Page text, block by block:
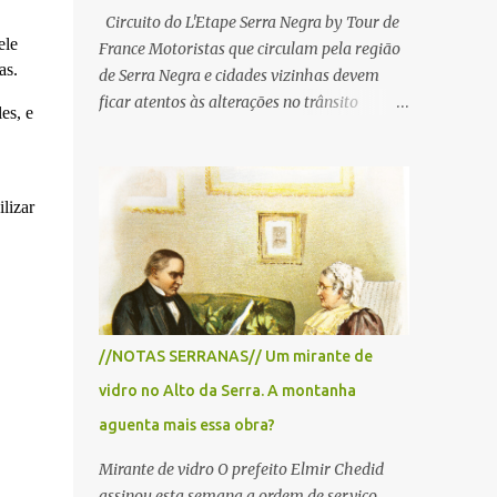
e
Circuito do L'Etape Serra Negra by Tour de
France Motoristas que circulam pela região
de Serra Negra e cidades vizinhas devem
ficar atentos às alterações no trânsito
realização do L'Étape Serra Negra by Tour
de France presented by Nubank.
Considerado o principal circuito de ciclismo
amador da América Latina, o evento reunirá
atletas de diferentes regiões do país e terá
percursos passando pelos municípios de
Serra Negra, Amparo, Monte Alegre do Sul,
Lindoia e Socorro. Para garantir a segurança
dos participantes e do público, diversos
trechos de rodovias e estradas da região
longo da prova. A largada será na Rua
//NOTAS SERRANAS// Um mirante de
vidro no Alto da Serra. A montanha
aguenta mais essa obra?
Mirante de vidro O prefeito Elmir Chedid